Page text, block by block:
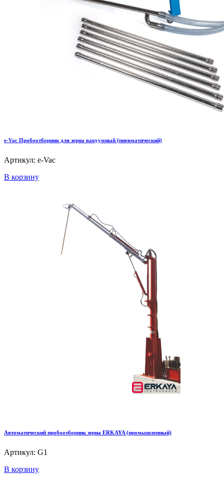
e-Vac Пробоотборник для зерна вакуумный (пневматический)
Артикул: e-Vac
В корзину
Автоматический пробоотборник зерна ERKAYA (промышленный)
Артикул: G1
В корзину